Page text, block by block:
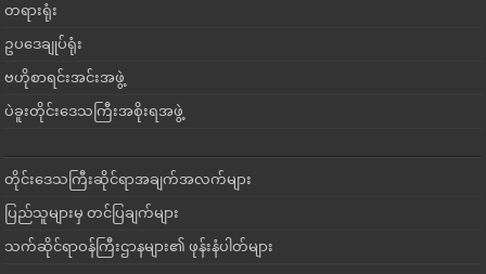
တရားရုံး
ဥပဒေချုပ်ရုံး
ဗဟိုစာရင်းအင်းအဖွဲ့
ပဲခူးတိုင်းဒေသကြီးအစိုးရအဖွဲ့
တိုင်းဒေသကြီးဆိုင်ရာအချက်အလက်များ
ပြည်သူများမှ တင်ပြချက်များ
သက်ဆိုင်ရာဝန်ကြီးဌာနများ၏ ဖုန်းနံပါတ်များ